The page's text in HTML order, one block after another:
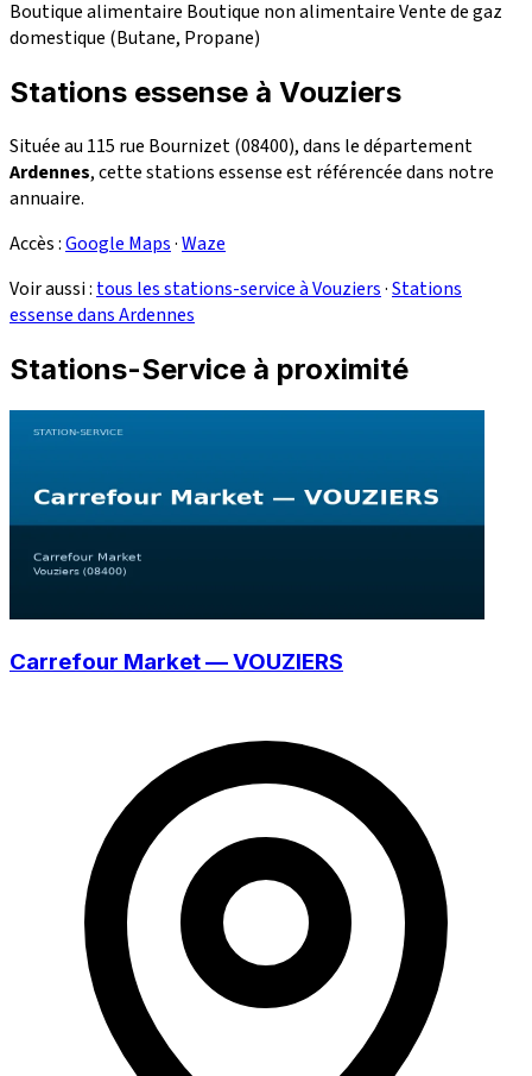
Boutique alimentaire Boutique non alimentaireVente de gaz
domestique (Butane, Propane)
Stations essense à Vouziers
Située au 115 rue Bournizet (08400), dans le département
Ardennes, cette stations essense est référencée dans notre
annuaire.
Accès :Google Maps·Waze
Voir aussi : tous les stations-service à Vouziers·Stations
essense dans Ardennes
Stations-Service à proximité
Carrefour Market — VOUZIERS